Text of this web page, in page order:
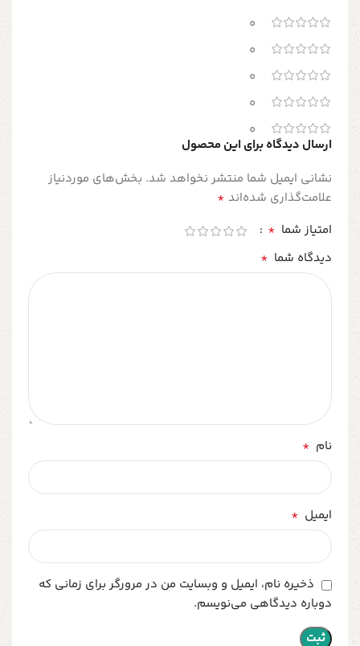
0
0
0
0
0
ارسال دیدگاه برای این محصول
نشانی ایمیل شما منتشر نخواهد شد. بخش‌های موردنیاز
علامت‌گذاری شده‌اند *
امتیاز شما *
دیدگاه شما *
نام *
ایمیل *
ذخیره نام، ایمیل و وبسایت من در مرورگر برای زمانی که
دوباره دیدگاهی می‌نویسم.